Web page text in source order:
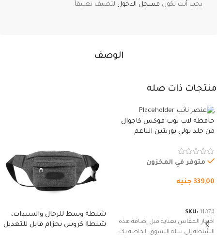
الوصف
يجب أنت تكون مسجل الدخول لتضيف تعليقاً.
منتجات ذات صله
حافظة لاب توب فوكس كاجوال
من جلد بولي يوريثين الناعم
وسوستة.
متوفر في المخزون
339,00 جنيه
SKU: 11076
اختيار المقاس بعناية قبل إضافة هذه
الشنطة إلى سلة التسوق الخاصة بك،
شنطة وسط للرجال والسيدات،
شنطة كروس بحزام قابل للتعديل